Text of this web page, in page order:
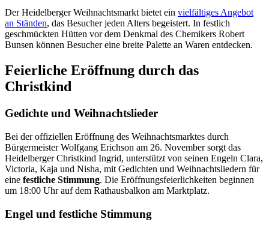
Der Heidelberger Weihnachtsmarkt bietet ein vielfältiges Angebot
an Ständen, das Besucher jeden Alters begeistert. In festlich
geschmückten Hütten vor dem Denkmal des Chemikers Robert
Bunsen können Besucher eine breite Palette an Waren entdecken.
Feierliche Eröffnung durch das
Christkind
Gedichte und Weihnachtslieder
Bei der offiziellen Eröffnung des Weihnachtsmarktes durch
Bürgermeister Wolfgang Erichson am 26. November sorgt das
Heidelberger Christkind Ingrid, unterstützt von seinen Engeln Clara,
Victoria, Kaja und Nisha, mit Gedichten und Weihnachtsliedern für
eine festliche Stimmung. Die Eröffnungsfeierlichkeiten beginnen
um 18:00 Uhr auf dem Rathausbalkon am Marktplatz.
Engel und festliche Stimmung